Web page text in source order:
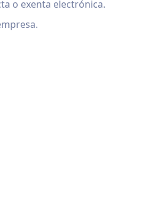
o exenta electrónica.